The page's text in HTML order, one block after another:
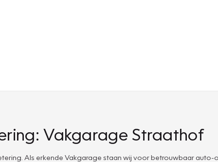
Vakgarage Straathof
Als erkende Vakgarage staan wij voor betrouwbaar